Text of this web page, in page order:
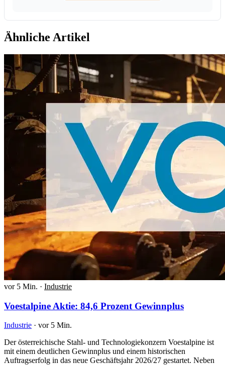
Ähnliche Artikel
vor 5 Min. · Industrie
Voestalpine Aktie: 84,6 Prozent Gewinnplus
Industrie · vor 5 Min.
Der österreichische Stahl- und Technologiekonzern Voestalpine ist
mit einem deutlichen Gewinnplus und einem historischen
Auftragserfolg in das neue Geschäftsjahr 2026/27 gestartet. Neben